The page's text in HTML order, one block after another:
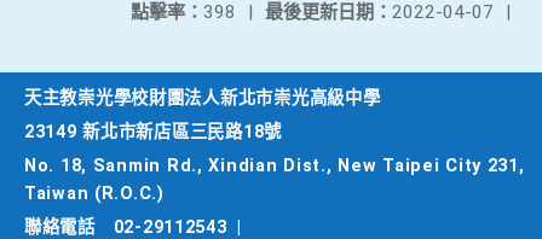
最後更新日期： 2022-04-07 |
點擊率： 398 |
天主教崇光學校財團法人新北市崇光高級中學
23149 新北市新店區三民路18號
No. 18, Sanmin Rd., Xindian Dist., New Taipei City 231,
Taiwan (R.O.C.)
聯絡電話
02-29112543